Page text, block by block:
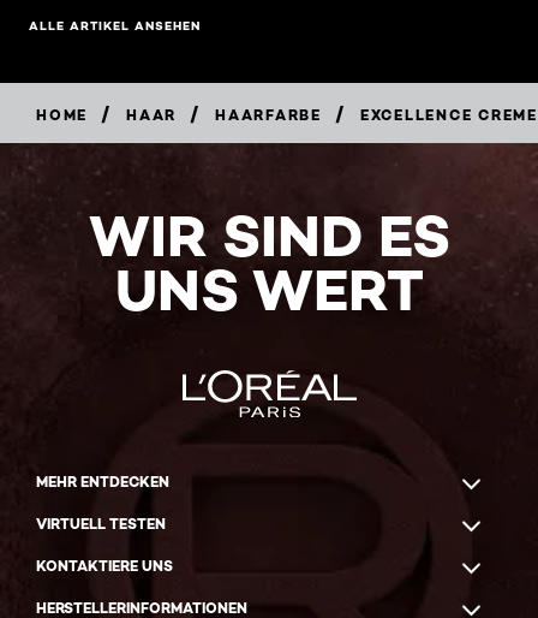
ALLE ARTIKEL ANSEHEN
HOME / HAAR / HAARFARBE / EXCELLENCE
WIR SIND ES
UNS WERT
MEHR ENTDECKEN
VIRTUELL TESTEN
KONTAKTIERE UNS
HERSTELLERINFORMATIONEN